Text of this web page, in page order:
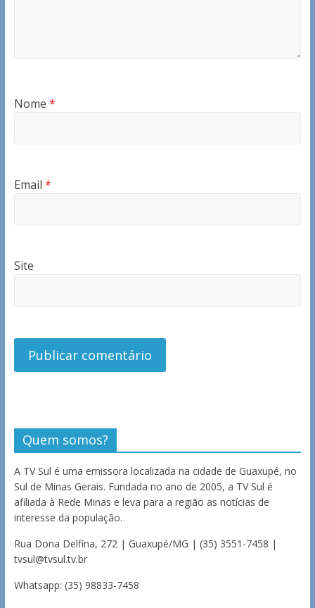
Nome *
Email *
Site
Quem somos?
A TV Sul é uma emissora localizada na cidade de Guaxupé, no
Sul de Minas Gerais. Fundada no ano de 2005, a TV Sul é
afiliada à Rede Minas e leva para a região as notícias de
interesse da população.
Rua Dona Delfina, 272 | Guaxupé/MG | (35) 3551-7458 |
tvsul@tvsul.tv.br
Whatsapp: (35) 98833-7458